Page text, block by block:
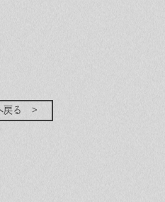
戻る